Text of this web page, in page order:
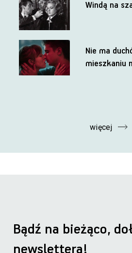
Windą na
Nie ma
mieszkaniu
więcej
Bądź na bieżąco,
newslettera!